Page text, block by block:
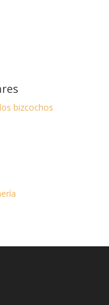
bizcochos